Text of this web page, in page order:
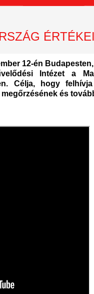
12-én
Intézet a
Célja, hogy
és